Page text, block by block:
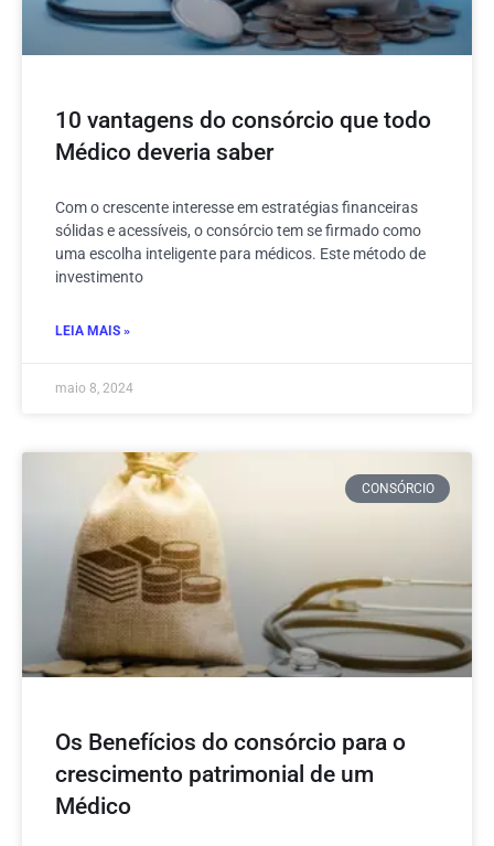
10 vantagens do consórcio que todo
Médico deveria saber
Com o crescente interesse em estratégias financeiras
sólidas e acessíveis, o consórcio tem se firmado como
uma escolha inteligente para médicos. Este método de
investimento
LEIA MAIS »
maio 8, 2024
CONSÓRCIO
Os Benefícios do consórcio para o
crescimento patrimonial de um
Médico